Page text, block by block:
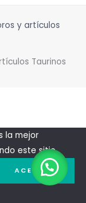
y artículos
Taurinos
la mejor
este sitio,
ACEPTAR